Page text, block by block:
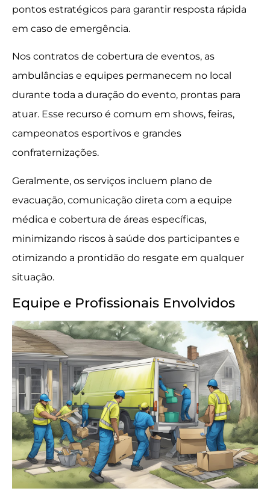
pontos estratégicos para garantir resposta rápida
em caso de emergência.
Nos contratos de cobertura de eventos, as
ambulâncias e equipes permanecem no local
durante toda a duração do evento, prontas para
atuar. Esse recurso é comum em shows, feiras,
campeonatos esportivos e grandes
confraternizações.
Geralmente, os serviços incluem plano de
evacuação, comunicação direta com a equipe
médica e cobertura de áreas específicas,
minimizando riscos à saúde dos participantes e
otimizando a prontidão do resgate em qualquer
situação.
Equipe e Profissionais Envolvidos